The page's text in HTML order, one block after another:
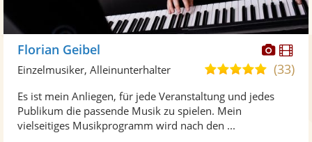
Florian Geibel
4,9
5
(33)
Einzelmusiker, Alleinunterhalter
Es ist mein Anliegen, für jede Veranstaltung und jedes
Publikum die passende Musik zu spielen. Mein
vielseitiges Musikprogramm wird nach den ...